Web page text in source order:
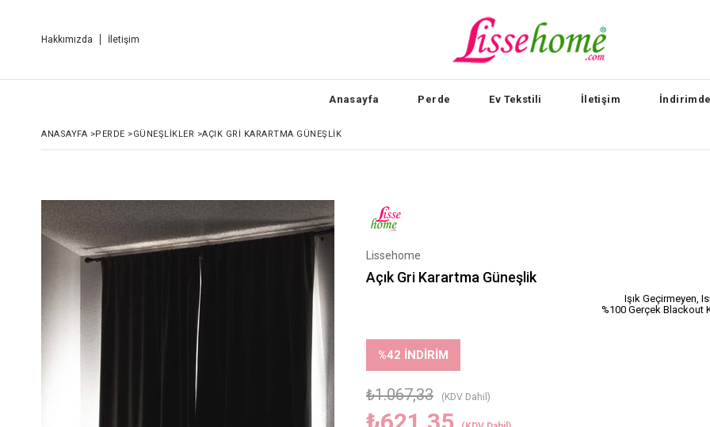
Hakkımızda İletişim
Anasayfa Perde Ev Tekstili İletişim
ANASAYFA >PERDE >GÜNEŞLIKLER >AÇIK GRI KARARTMA GÜNEŞLIK
Lissehome
Açık Gri Karartma Güneşlik
Işık Geçirmeyen,
%100 Gerçek Blackout
%42 İNDIRIM
₺1.067,33 (KDV Dahil)